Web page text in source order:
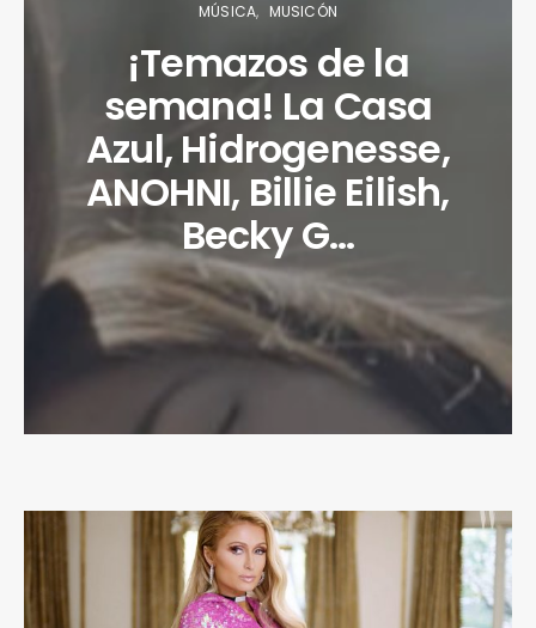
MÚSICA MUSICÓN
¡Temazos de la
semana! La Casa
Azul, Hidrogenesse,
ANOHNI, Billie Eilish,
Becky G…